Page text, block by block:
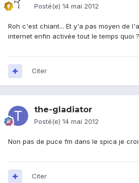
Posté(e) 14 mai 2012
Roh c'est chiant... Et y'a pas moyen de
internet enfin activée tout le temps quoi ?
Citer
the-gladiator
Posté(e) 14 mai 2012
Non pas de puce fm dans le spica je
Citer